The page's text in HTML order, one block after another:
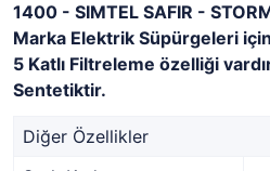
1400 - SIMTEL SAFIR -
Marka Elektrik Süpürgeleri
5 Katlı Filtreleme özelliği
Sentetiktir.
Diğer Özellikler